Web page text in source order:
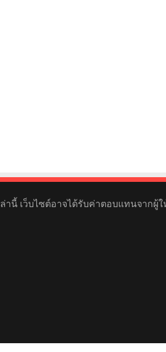
นี้ เว็บไซต์อาจได้รับค่าตอบแทนจาก